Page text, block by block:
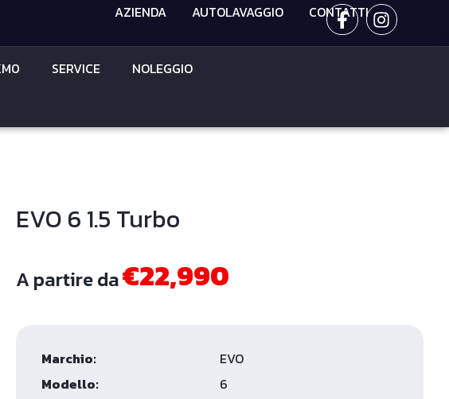
AZIENDA AUTOLAVAGGIO CONTATTI
SERVICE
NOLEGGIO
EVO 6 1.5 Turbo
A partire da€22,990
Marchio:
EVO
Modello:
6